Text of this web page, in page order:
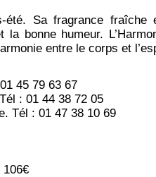
été. Sa fragrance fraîche
bonne humeur.
entre le corps et
45 79 63 67
: 01 44 38 72 05
Tél : 01 47 38 10 69